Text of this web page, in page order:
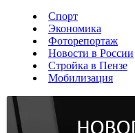
Спорт
Экономика
Фоторепортаж
Новости в России
Стройка в Пензе
Мобилизация